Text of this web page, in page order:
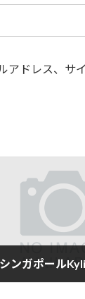
ドレス、サ
ンガポール